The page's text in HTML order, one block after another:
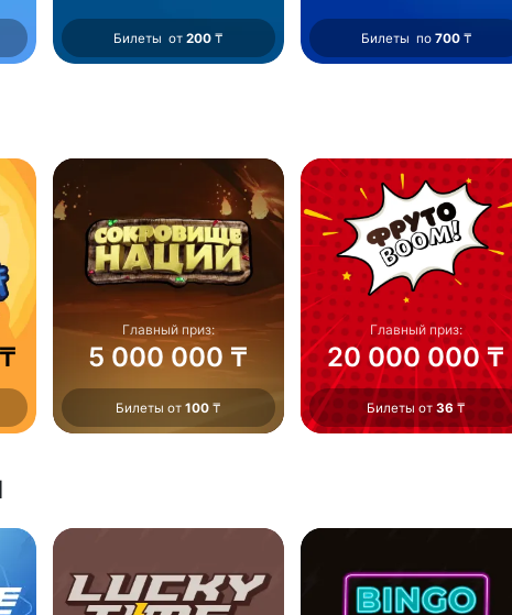
Билеты от200 ₸ Билеты по 700₸
Главный приз:
5 000 000 ₸
Билеты от100 ₸
Главный приз:
20 000 000 ₸
Билеты от36₸